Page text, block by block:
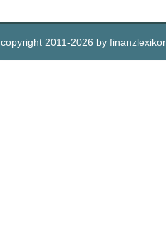
copyright 2011-2026 by